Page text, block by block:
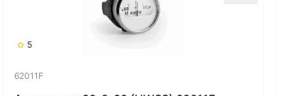
5
62011F